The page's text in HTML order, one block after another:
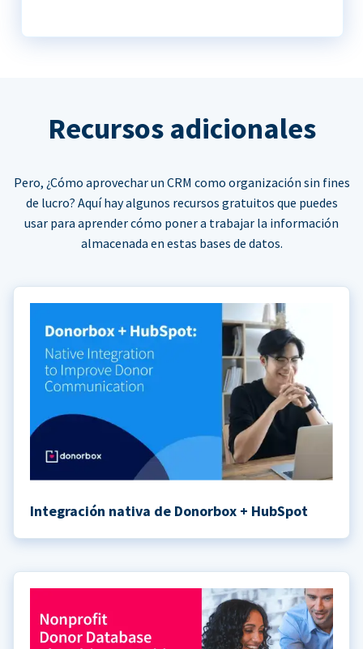
Recursos adicionales
Pero, ¿Cómo aprovechar un CRM como organización sin fines
de lucro? Aquí hay algunos recursos gratuitos que puedes
usar para aprender cómo poner a trabajar la información
almacenada en estas bases de datos.
Integración nativa de Donorbox + HubSpot